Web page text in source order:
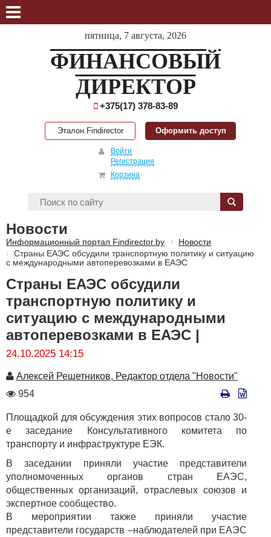
пятница, 7 августа, 2026
ФИНАНСОВЫЙ
ДИРЕКТОР
+375(17) 378-83-89
Эталон.Findirector Оформить доступ
Войти
Регистрация
Корзина
Новости
Информационный портал Findirector.by
Новости
Страны ЕАЭС обсудили транспортную политику и ситуацию
с международными автоперевозками в ЕАЭС
Страны ЕАЭС обсудили
транспортную политику и
ситуацию с международными
автоперевозками в ЕАЭС |
24.10.2025 14:15
Автор
Алексей Решетников, Редактор отдела "Новости"
Количество
954
Площадкой для обсуждения этих вопросов стало 30-
е заседание Консультативного комитета по
транспорту и инфраструктуре ЕЭК.
В заседании приняли участие представители
уполномоченных органов стран ЕАЭС,
общественных организаций, отраслевых союзов и
экспертное сообщество.
В мероприятии также приняли участие
представители государств –наблюдателей при ЕАЭС